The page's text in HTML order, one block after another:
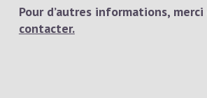
Pour d’autres informations, merci
contacter.